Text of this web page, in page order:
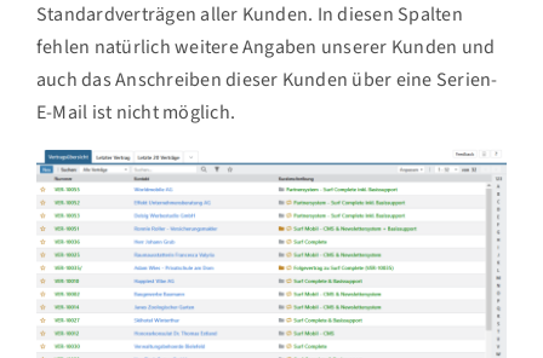
Standardverträgen aller Kunden. In diesen Spalten
fehlen natürlich weitere Angaben unserer Kunden und
auch das Anschreiben dieser Kunden über eine Serien-
E-Mail ist nicht möglich.